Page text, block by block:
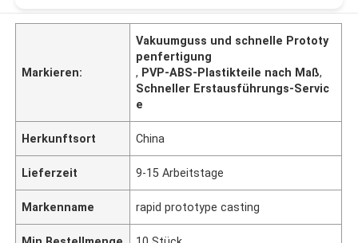
Markieren:
Vakuumguss und schnelle Prototy
penfertigung
, PVP-ABS-Plastikteile nach Maß,
Schneller Erstausführungs-Servic
e
Herkunftsort China
Lieferzeit 9-15 Arbeitstage
Markenname rapid prototype casting